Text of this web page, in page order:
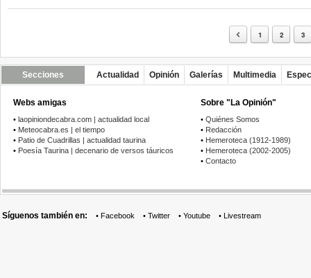
1 2 3
Secciones Actualidad Opinión Galerías Multimedia
Webs amigas
• laopiniondecabra.com | actualidad local
• Meteocabra.es | el tiempo
• Patio de Cuadrillas | actualidad taurina
• Poesía Taurina | decenario de versos táuricos
Sobre "La Opinión"
• Quiénes Somos
• Redacción
• Hemeroteca (1912-1989)
• Hemeroteca (2002-2005)
• Contacto
Síguenos también en: • Facebook • Twitter • Youtube • Livestream